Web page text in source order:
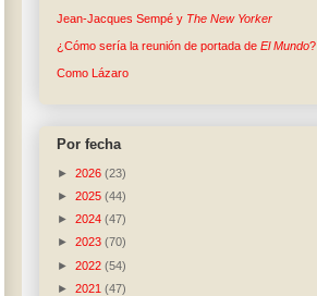
Jean-Jacques Sempé y The New Yorker
¿Cómo sería la reunión de portada de El Mundo?
Como Lázaro
Por fecha
► 2026 (23)
► 2025 (44)
► 2024 (47)
► 2023 (70)
► 2022 (54)
► 2021 (47)